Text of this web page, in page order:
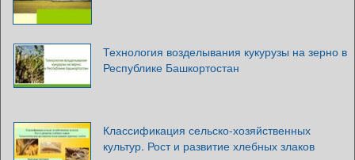
Технология возделывания кукурузы на зерно в
Республике Башкортостан
Классификация сельско-хозяйственных
культур. Рост и развитие хлебных злаков